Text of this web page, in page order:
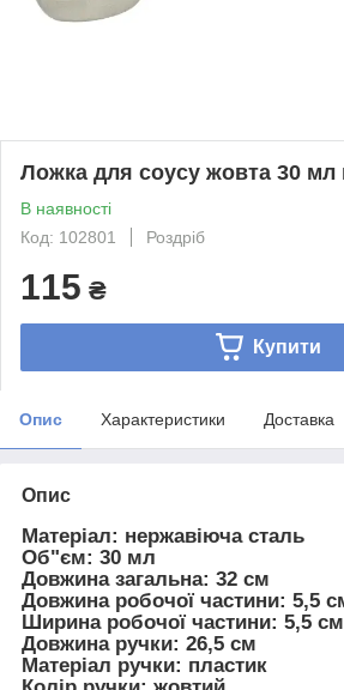
Ложка для соусу жовта 30 мл
В наявності
Код: 102801
Роздріб
115 ₴
Купити
Опис Характеристики Доставка
Опис
Матеріал: нержавіюча сталь
Об"єм: 30 мл
Довжина загальна: 32 см
Довжина робочої частини: 5,5
Ширина робочої частини: 5,5 см
Довжина ручки: 26,5 см
Матеріал ручки: пластик